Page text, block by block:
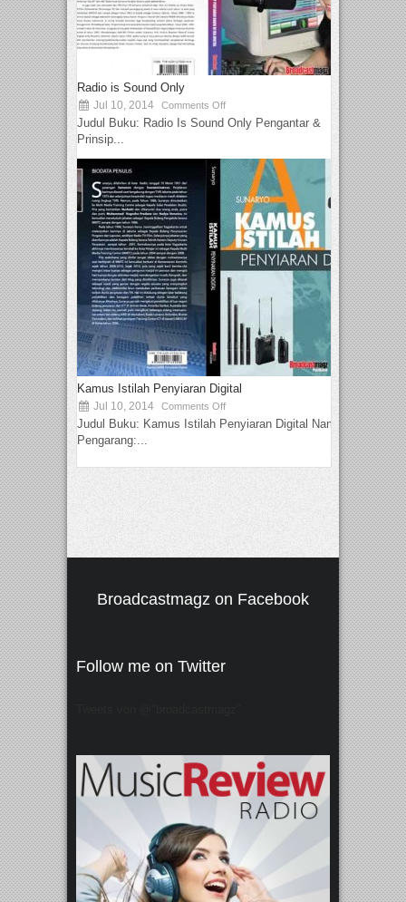
Radio is Sound Only
Jul 10, 2014 Comments Off
Judul Buku: Radio Is Sound Only Pengantar &
Prinsip...
Kamus Istilah Penyiaran Digital
Jul 10, 2014 Comments Off
Judul Buku: Kamus Istilah Penyiaran Digital Nama
Pengarang:...
Broadcastmagz on Facebook
Follow me on Twitter